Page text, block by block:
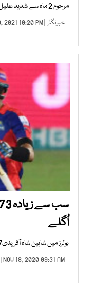
مرحوم 2 ماہ سے شدید علیل تھے
خبرنگار | MAY 20, 2021 10:20 PM |
اُگلے
بولرز میں شاہین شاہ آفریدی17وکٹوں کے ساتھ سر فہرست رہے
| NOV 18, 2020 09:31 AM |